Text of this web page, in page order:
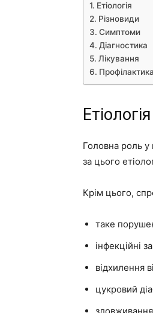
Етіологія
Різновиди
Симптоми
Діагностика
Лікування
Профілактика
Етіологія
Головна роль у
за цього
Крім цього,
таке
інфекційні
відхилення
цукровий